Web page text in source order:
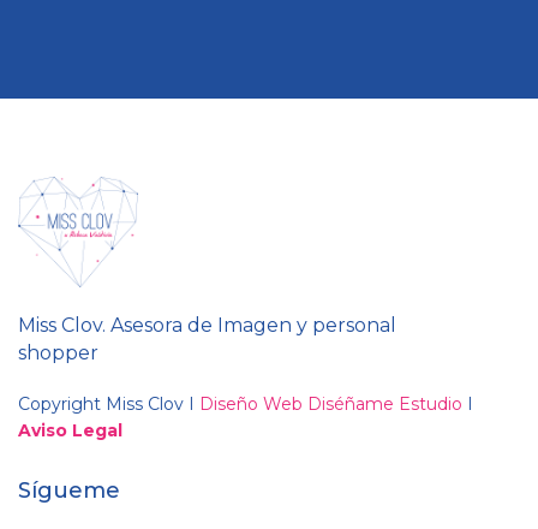
Miss Clov. Asesora de Imagen y personal
shopper
Copyright Miss Clov I Diseño Web Diséñame Estudio I
Aviso Legal
Sígueme